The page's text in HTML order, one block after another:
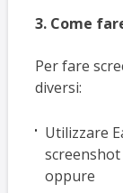
3. Come
Per fare
diversi:
Utilizzare
oppure